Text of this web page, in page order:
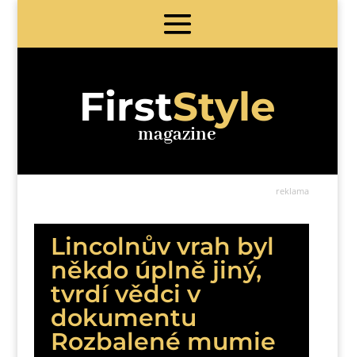
FirstStyle
magazine
reklama
Lincolnův vrah byl
někdo úplně jiný,
tvrdí vědci v
dokumentu
Rozbalené mumie